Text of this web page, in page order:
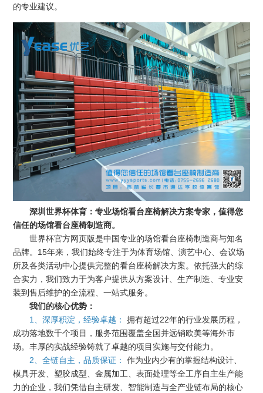
的专业建议。
深圳世界杯体育：专业场馆看台座椅解决方案专家，值得您
信任的场馆看台座椅制造商。
世界杯官方网页版是中国专业的场馆看台座椅制造商与知名
品牌。15年来，我们始终专注于为体育场馆、演艺中心、会议场
所及各类活动中心提供完整的看台座椅解决方案。依托强大的综
合实力，我们致力于为客户提供从方案设计、生产制造、专业安
装到售后维护的全流程、一站式服务。
我们的核心优势：
1、深厚积淀，经验卓越：拥有超过22年的行业发展历程，
成功落地数千个项目，服务范围覆盖全国并远销欧美等海外市
场。丰厚的实战经验铸就了卓越的项目实施与交付能力。
2、全链自主，品质保证：
作为业内少有的掌握结构设计、
模具开发、塑胶成型、金属加工、表面处理等全工序自主生产能
力的企业，我们凭借自主研发、智能制造与全产业链布局的核心